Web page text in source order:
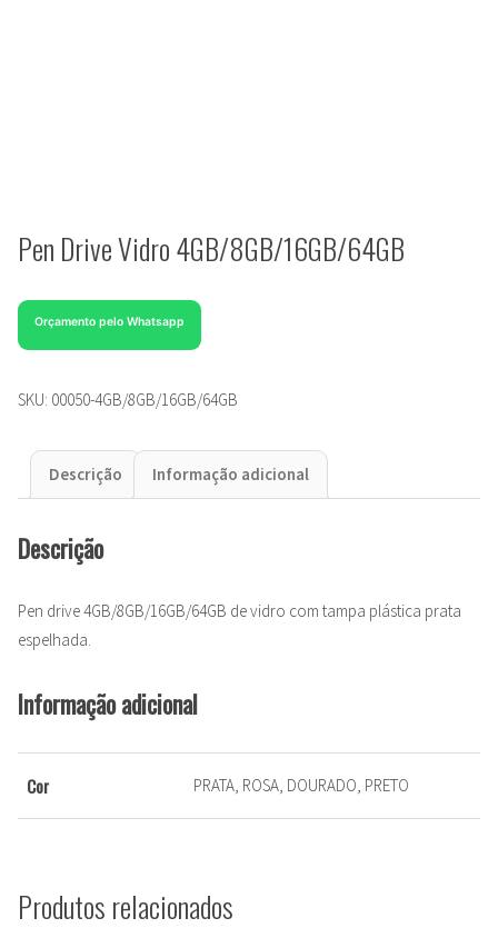
Pen Drive Vidro 4GB/8GB/16GB/64GB
Orçamento pelo Whatsapp
SKU: 00050-4GB/8GB/16GB/64GB
Descrição Informação adicional
Descrição
Pen drive 4GB/8GB/16GB/64GB de vidro com tampa plástica prata
espelhada.
Informação adicional
Cor PRATA, ROSA, DOURADO, PRETO
Produtos relacionados